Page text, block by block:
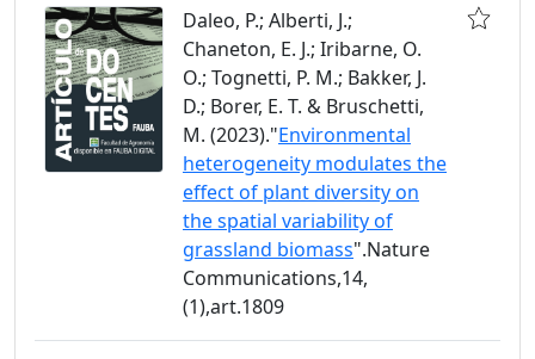
Daleo, P.; Alberti, J.;
Chaneton, E. J.; Iribarne, O.
O.; Tognetti, P. M.; Bakker, J.
D.; Borer, E. T. & Bruschetti,
M. (2023)."Environmental
heterogeneity modulates the
effect of plant diversity on
the spatial variability of
grassland biomass".Nature
Communications,14,
(1),art.1809